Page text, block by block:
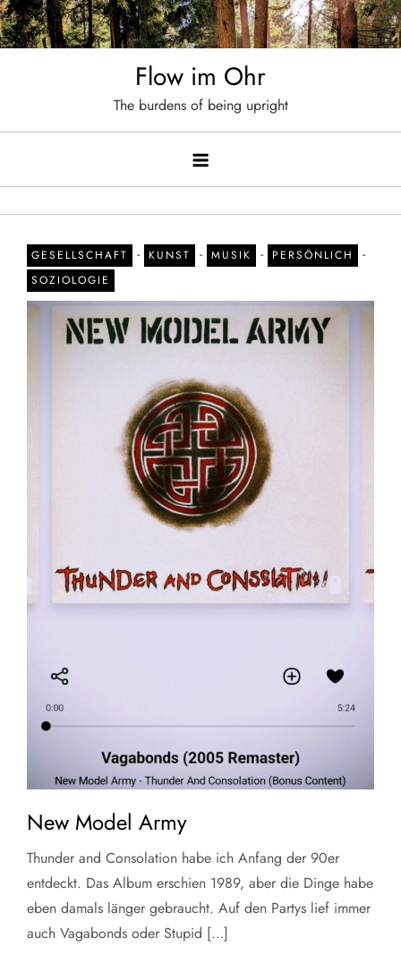
Skip
to
Flow im Ohr
The burdens of being upright
GESELLSCHAFT - KUNST - MUSIK - PERSÖNLICH -
SOZIOLOGIE
New Model Army
Thunder and Consolation habe ich Anfang der 90er
entdeckt. Das Album erschien 1989, aber die Dinge habe
eben damals länger gebraucht. Auf den Partys lief immer
auch Vagabonds oder Stupid […]